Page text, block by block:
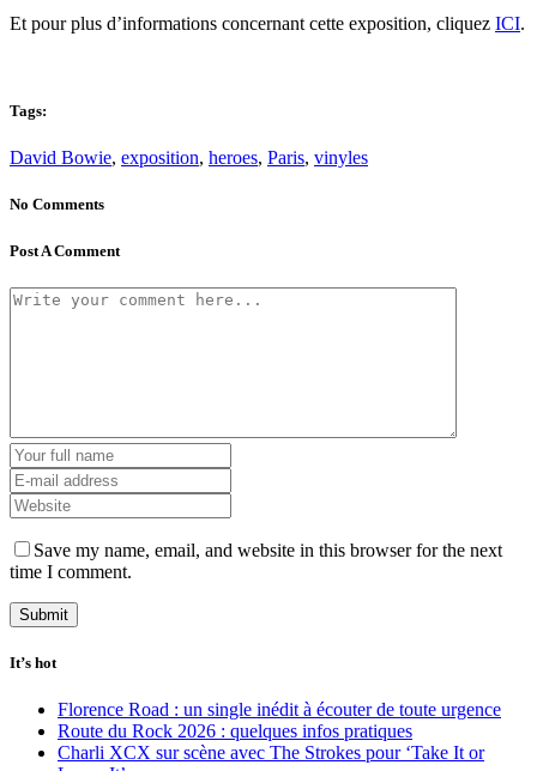
Et pour plus d’informations concernant cette exposition, cliquez ICI.
Tags:
David Bowie, exposition, heroes, Paris, vinyles
No Comments
Post A Comment
Save my name, email, and website in this browser for the next
time I comment.
It’s hot
Florence Road : un single inédit à écouter de toute urgence
Route du Rock 2026 : quelques infos pratiques
Charli XCX sur scène avec The Strokes pour ‘Take It or